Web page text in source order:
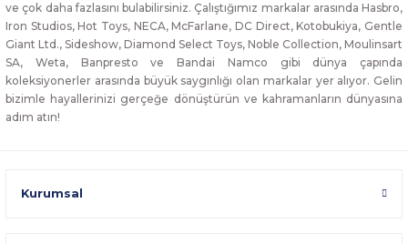
ve çok daha fazlasını bulabilirsiniz. Çalıştığımız markalar arasında Hasbro,
Iron Studios, Hot Toys, NECA, McFarlane, DC Direct, Kotobukiya, Gentle
Giant Ltd., Sideshow, Diamond Select Toys, Noble Collection, Moulinsart
SA, Weta, Banpresto ve Bandai Namco gibi dünya çapında
koleksiyonerler arasında büyük saygınlığı olan markalar yer alıyor. Gelin
bizimle hayallerinizi gerçeğe dönüştürün ve kahramanların dünyasına
adım atın!
Kurumsal